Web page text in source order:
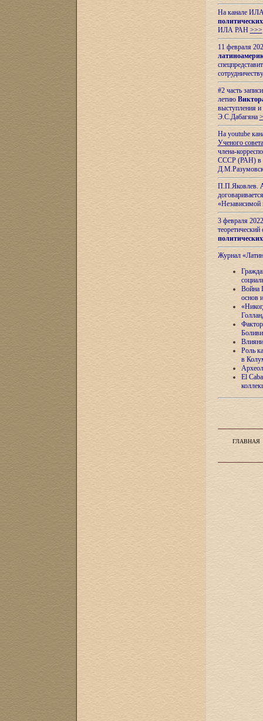
На канале
ИЛА РАН >>>
11 февраля
#2 часть
летию
выступления
Э.С.Дабагяна
На youtube
Ученого
члена-
СССР (РАН) в
П.П.Яковлев.
«Независимой
3 февраля
теоретический
Журнал
Война
основ
Роль
в
El
ГЛАВНАЯ